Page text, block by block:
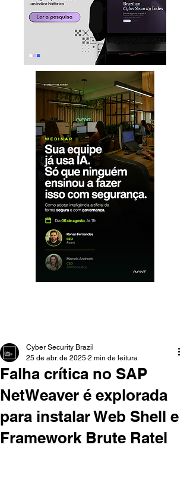
Falha crítica no SAP
NetWeaver é explorada
para instalar Web Shell e
Framework Brute Ratel
Cyber Security Brazil
25 de abr. de 2025 2 min de leitura